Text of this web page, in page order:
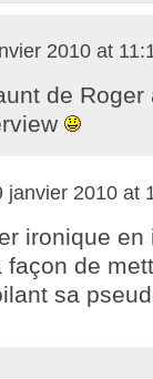
2010 at
de Roger
janvier 2010 at
ironique en
façon de
sa